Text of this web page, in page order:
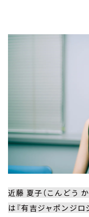
近藤 夏子（こんどう
は『有吉ジャポンジロ